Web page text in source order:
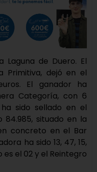
Laguna de Duero. El
Primitiva, dejó en el
El ganador ha
Categoría, con 6
sido sellado en el
84.985, situado en la
concreto en el Bar
ha sido 13, 47, 15,
es el 02 y el Reintegro